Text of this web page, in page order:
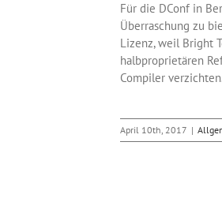
Für die DConf in
Überraschung zu
Lizenz, weil Bright
halbproprietären
Compiler
April 10th, 2017 |